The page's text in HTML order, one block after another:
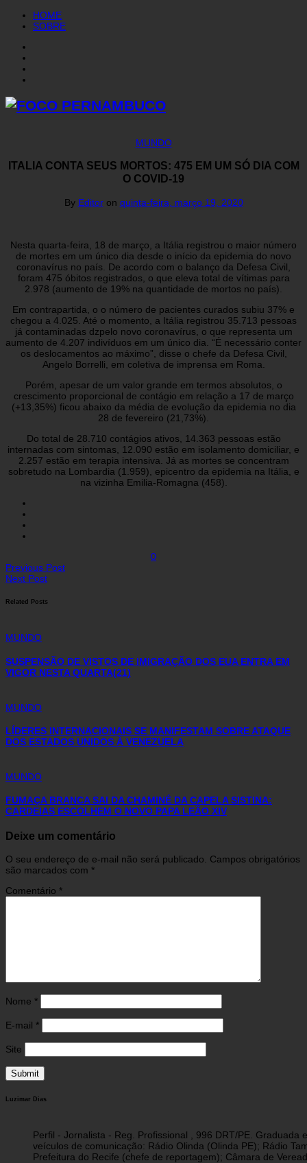
HOME
SOBRE
MUNDO
ITALIA CONTA SEUS MORTOS: 475 EM UM SÓ DIA COM
O COVID-19
By Editor on quinta-feira, março 19, 2020
Nesta quarta-feira, 18 de março, a Itália registrou o maior número
de mortes em um único dia desde o início da epidemia do novo
coronavírus no país. De acordo com o balanço da Defesa Civil,
foram 475 óbitos registrados, o que eleva total de vítimas para
2.978 (aumento de 19% na quantidade de mortos no país).
Em contrapartida, o o número de pacientes curados subiu 37% e
chegou a 4.025. Até o momento, a Itália registrou 35.713 pessoas
já contaminadas dzpelo novo coronavírus, o que representa um
aumento de 4.207 indivíduos em um único dia. “É necessário conter
os deslocamentos ao máximo”, disse o chefe da Defesa Civil,
Angelo Borrelli, em coletiva de imprensa em Roma.
Porém, apesar de um valor grande em termos absolutos, o
crescimento proporcional de contágio em relação a 17 de março
(+13,35%) ficou abaixo da média de evolução da epidemia no dia
28 de fevereiro (21,73%).
Do total de 28.710 contágios ativos, 14.363 pessoas estão
internadas com sintomas, 12.090 estão em isolamento domiciliar, e
2.257 estão em terapia intensiva. Já as mortes se concentram
sobretudo na Lombardia (1.959), epicentro da epidemia na Itália, e
na vizinha Emilia-Romagna (458).
0
Previous Post
Next Post
Related Posts
MUNDO
SUSPENSÃO DE VISTOS DE IMIGRAÇÃO DOS EUA ENTRA EM
VIGOR NESTA QUARTA(21)
MUNDO
LÍDERES INTERNACIONAIS SE MANIFESTAM SOBRE ATAQUE
DOS ESTADOS UNIDOS À VENEZUELA
MUNDO
FUMAÇA BRANCA SAI DA CHAMINÉ DA CAPELA SISTINA:
CARDEIAS ESCOLHEM O NOVO PAPA LEÃO XIV
Deixe um comentário
O seu endereço de e-mail não será publicado. Campos obrigatórios
são marcados com *
Comentário *
Nome *
E-mail *
Site
Luzimar Dias
Perfil - Jornalista - Reg. Profissional , 996 DRT/PE.
veículos de comunicação: Rádio Olinda (Olinda PE); Rádio
Prefeitura do Recife (chefe de reportagem); Câmara de